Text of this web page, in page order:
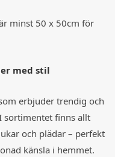
minst 50 x 50cm för
med stil
erbjuder trendig och
sortimentet finns allt
och plädar – perfekt
känsla i hemmet.